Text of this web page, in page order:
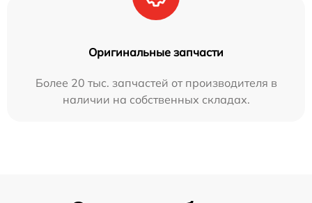
Оригинальные запчасти
Более 20 тыс. запчастей от производителя в
наличии на собственных складах.